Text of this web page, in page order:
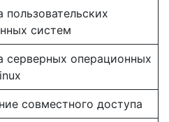
пользовательских
систем
серверных операционных
совместного доступа